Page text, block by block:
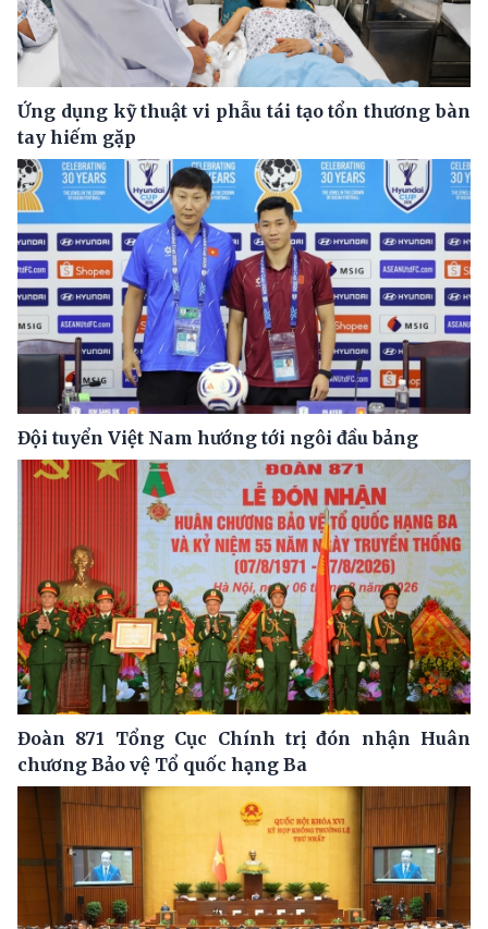
Ứng dụng kỹ thuật vi phẫu tái tạo tổn thương bàn
tay hiếm gặp
Đội tuyển Việt Nam hướng tới ngôi đầu bảng
Đoàn 871 Tổng Cục Chính trị đón nhận Huân
chương Bảo vệ Tổ quốc hạng Ba